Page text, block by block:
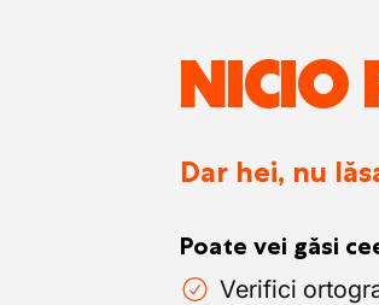
NICIO
Dar hei, nu
Poate vei găsi
Verifici